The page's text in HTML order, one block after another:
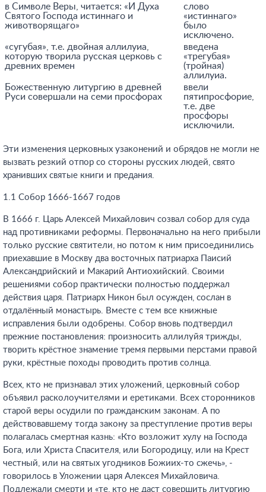
в Символе Веры, читается: «И Духа
Святого Господа истиннаго и
животворящаго»
слово
«истиннаго»
было
исключено.
«сугубая», т.е. двойная аллилуиа,
которую творила русская церковь с
древних времен
введена
«трегубая»
(тройная)
аллилуиа.
Божественную литургию в древней
Руси совершали на семи просфорах
ввели
пятипросфорие,
т.е. две
просфоры
исключили.
Эти изменения церковных узаконений и обрядов не могли не
вызвать резкий отпор со стороны русских людей, свято
хранивших святые книги и предания.
1.1 Собор 1666-1667 годов
В 1666 г. Царь Алексей Михайлович созвал собор для суда
над противниками реформы. Первоначально на него прибыли
только русские святители, но потом к ним присоединились
приехавшие в Москву два восточных патриарха Паисий
Александрийский и Макарий Антиохийский. Своими
решениями собор практически полностью поддержал
действия царя. Патриарх Никон был осужден, сослан в
отдалённый монастырь. Вместе с тем все книжные
исправления были одобрены. Собор вновь подтвердил
прежние постановления: произносить аллилуйя трижды,
творить крёстное знамение тремя первыми перстами правой
руки, крёстные походы проводить против солнца.
Всех, кто не признавал этих уложений, церковный собор
объявил расколоучителями и еретиками. Всех сторонников
старой веры осудили по гражданским законам. А по
действовавшему тогда закону за преступление против веры
полагалась смертная казнь: «Кто возложит хулу на Господа
Бога, или Христа Спасителя, или Богородицу, или на Крест
честный, или на святых угодников Божиих-то сжечь», -
говорилось в Уложении царя Алексея Михайловича.
Подлежали смерти и «те, кто не даст совершить литургию